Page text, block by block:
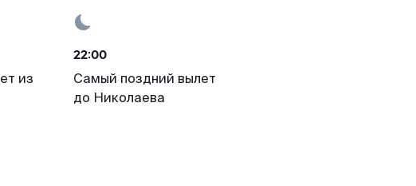
из
22:00
Самый поздний вылет
до Николаева